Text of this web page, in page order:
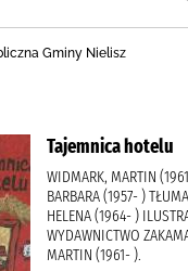
Gminy Nielisz
Tajemnica hotelu
WIDMARK, MARTIN
BARBARA (1957- )
HELENA (1964- )
WYDAWNICTWO
MARTIN (1961- ).